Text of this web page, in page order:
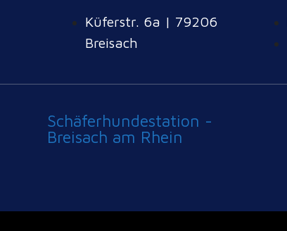
Küferstr. 6a | 79206
Breisach
Schäferhundestation -
Breisach am Rhein